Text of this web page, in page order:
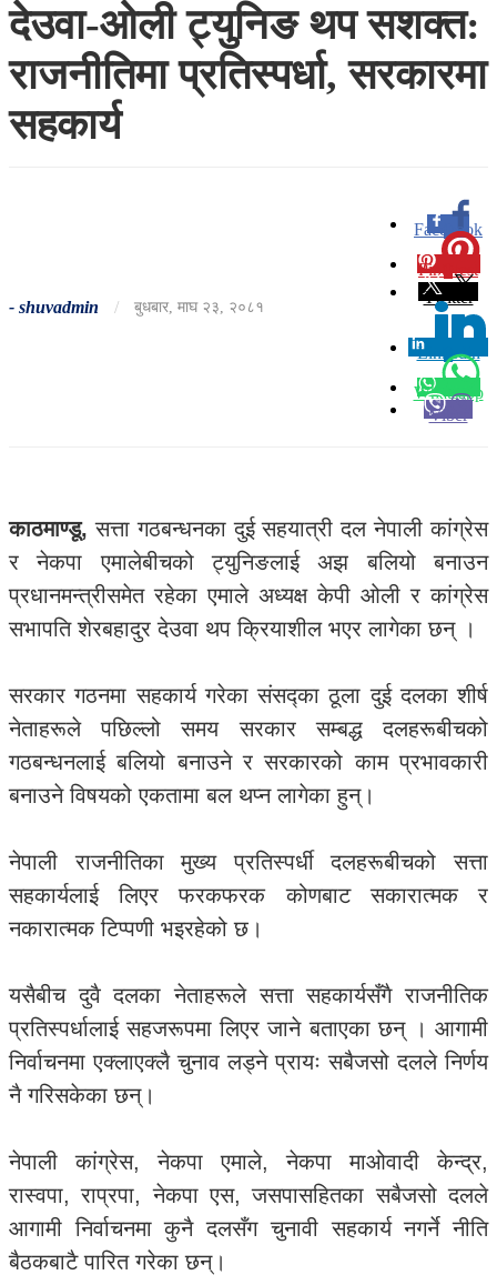
देउवा-ओली ट्युनिङ थप सशक्त:
राजनीतिमा प्रतिस्पर्धा, सरकारमा
सहकार्य
- shuvadmin / बुधबार, माघ २३, २०८१
Facebook
0
Pinterest
Twitter
Linkedin
0
Whatsapp
Viber
काठमाण्डू, सत्ता गठबन्धनका दुई सहयात्री दल नेपाली कांग्रेस
र नेकपा एमालेबीचको ट्युनिङलाई अझ बलियो बनाउन
प्रधानमन्त्रीसमेत रहेका एमाले अध्यक्ष केपी ओली र कांग्रेस
सभापति शेरबहादुर देउवा थप क्रियाशील भएर लागेका छन् ।
सरकार गठनमा सहकार्य गरेका संसद्का ठूला दुई दलका शीर्ष
नेताहरूले पछिल्लो समय सरकार सम्बद्ध दलहरूबीचको
गठबन्धनलाई बलियो बनाउने र सरकारको काम प्रभावकारी
बनाउने विषयको एकतामा बल थप्न लागेका हुन्।
नेपाली राजनीतिका मुख्य प्रतिस्पर्धी दलहरूबीचको सत्ता
सहकार्यलाई लिएर फरकफरक कोणबाट सकारात्मक र
नकारात्मक टिप्पणी भइरहेको छ।
यसैबीच दुवै दलका नेताहरूले सत्ता सहकार्यसँगै राजनीतिक
प्रतिस्पर्धालाई सहजरूपमा लिएर जाने बताएका छन् । आगामी
निर्वाचनमा एक्लाएक्लै चुनाव लड्ने प्रायः सबैजसो दलले निर्णय
नै गरिसकेका छन्।
नेपाली कांग्रेस, नेकपा एमाले, नेकपा माओवादी केन्द्र,
रास्वपा, राप्रपा, नेकपा एस, जसपासहितका सबैजसो दलले
आगामी निर्वाचनमा कुनै दलसँग चुनावी सहकार्य नगर्ने नीति
बैठकबाटै पारित गरेका छन्।